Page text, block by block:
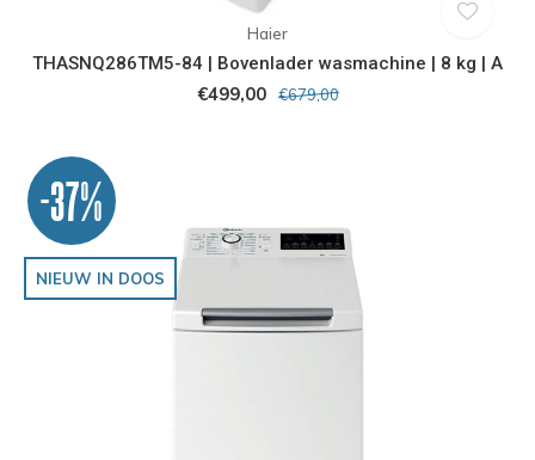
Haier
THASNQ286TM5-84 | Bovenlader wasmachine | 8 kg | A
€499,00 €679,00
-37%
NIEUW IN DOOS